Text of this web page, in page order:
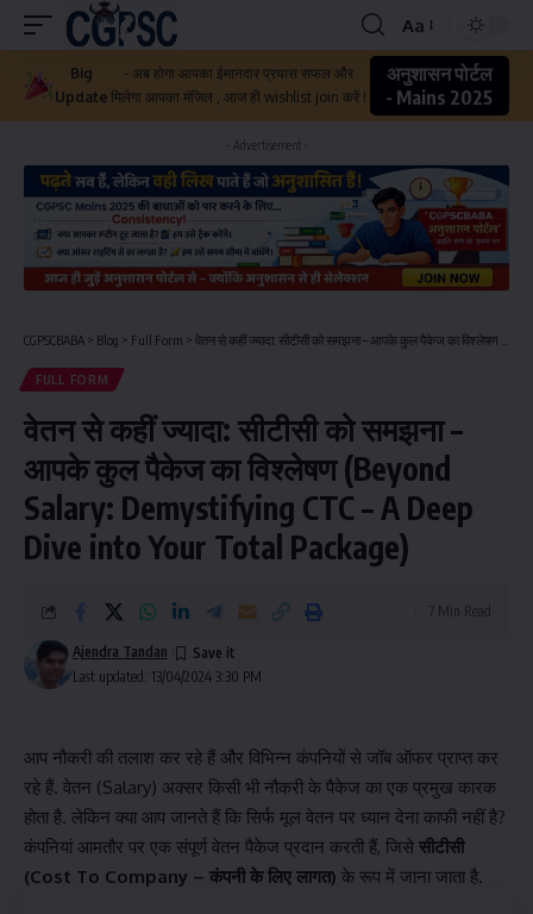
Aa
Big
Update
- अब होगा आपका ईमानदार प्रयास सफल और
मिलेगा आपका मंजिल , आज ही wishlist join करें !
अनुशासन पोर्टल
- Mains 2025
- Advertisement -
CGPSCBABA > Blog > Full Form > वेतन से कहीं ज्यादा: सीटीसी को समझना – आपके कुल पैकेज का विश्लेषण (Beyond Salary: Demystifying CTC – A Deep Dive into Your Total Package)
FULL FORM
वेतन से कहीं ज्यादा: सीटीसी को समझना –
आपके कुल पैकेज का विश्लेषण (Beyond
Salary: Demystifying CTC – A Deep
Dive into Your Total Package)
Last updated: 13/04/2024 3:30 PM
Ajendra Tandan
7 Min Read
आप नौकरी की तलाश कर रहे हैं और विभिन्न कंपनियों से जॉब ऑफर प्राप्त कर
रहे हैं. वेतन (Salary) अक्सर किसी भी नौकरी के पैकेज का एक प्रमुख कारक
होता है. लेकिन क्या आप जानते हैं कि सिर्फ मूल वेतन पर ध्यान देना काफी नहीं है?
कंपनियां आमतौर पर एक संपूर्ण वेतन पैकेज प्रदान करती हैं, जिसे सीटीसी
(Cost To Company – कंपनी के लिए लागत) के रूप में जाना जाता है.